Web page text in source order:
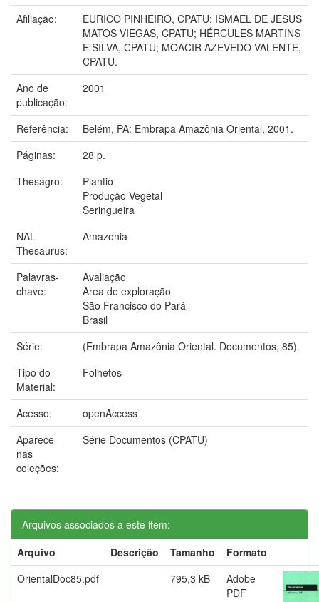
Afiliação:
EURICO PINHEIRO, CPATU; ISMAEL DE JESUS
MATOS VIEGAS, CPATU; HÉRCULES MARTINS
E SILVA, CPATU; MOACIR AZEVEDO VALENTE,
CPATU.
Ano de
publicação:
2001
Referência:
Belém, PA: Embrapa Amazônia Oriental, 2001.
Páginas:
28 p.
Thesagro:
Plantio
Produção Vegetal
Seringueira
NAL
Thesaurus:
Amazonia
Palavras-
chave:
Avaliação
Area de exploração
São Francisco do Pará
Brasil
Série:
(Embrapa Amazônia Oriental. Documentos, 85).
Tipo do
Material:
Folhetos
Acesso:
openAccess
Aparece
nas
coleções:
Série Documentos (CPATU)
Arquivos associados a este item:
Arquivo
Descrição Tamanho
Formato
OrientalDoc85.pdf
795,3 kB
Adobe
PDF